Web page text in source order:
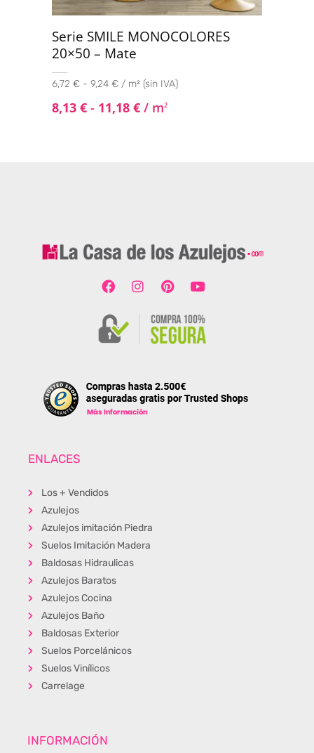
Serie SMILE MONOCOLORES
20×50 – Mate
6,72 € - 9,24 € / m² (sin IVA)
8,13 € - 11,18 € / m2
ENLACES
Los + Vendidos
Azulejos
Azulejos imitación Piedra
Suelos Imitación Madera
Baldosas Hidraulicas
Azulejos Baratos
Azulejos Cocina
Azulejos Baño
Baldosas Exterior
Suelos Porcelánicos
Suelos Vinílicos
Carrelage
INFORMACIÓN